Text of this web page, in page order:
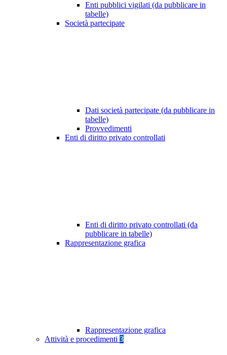
Enti pubblici vigilati (da pubblicare in
tabelle)
Società partecipate
Dati società partecipate (da pubblicare in
tabelle)
Provvedimenti
Enti di diritto privato controllati
Enti di diritto privato controllati (da
pubblicare in tabelle)
Rappresentazione grafica
Rappresentazione grafica
Attività e procedimenti 3